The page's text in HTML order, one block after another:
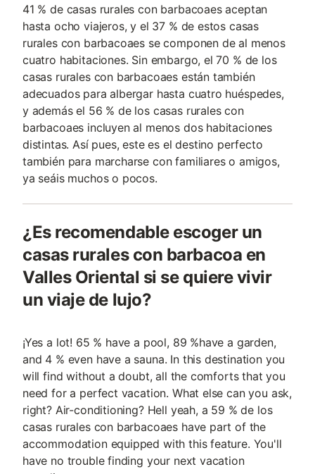
41 % de casas rurales con barbacoaes aceptan
hasta ocho viajeros, y el 37 % de estos casas
rurales con barbacoaes se componen de al menos
cuatro habitaciones. Sin embargo, el 70 % de los
casas rurales con barbacoaes están también
adecuados para albergar hasta cuatro huéspedes,
y además el 56 % de los casas rurales con
barbacoaes incluyen al menos dos habitaciones
distintas. Así pues, este es el destino perfecto
también para marcharse con familiares o amigos,
ya seáis muchos o pocos.
¿Es recomendable escoger un
casas rurales con barbacoa en
Valles Oriental si se quiere vivir
un viaje de lujo?
¡Yes a lot! 65 % have a pool, 89 %have a garden,
and 4 % even have a sauna. In this destination you
will find without a doubt, all the comforts that you
need for a perfect vacation. What else can you ask,
right? Air-conditioning? Hell yeah, a 59 % de los
casas rurales con barbacoaes have part of the
accommodation equipped with this feature. You'll
have no trouble finding your next vacation